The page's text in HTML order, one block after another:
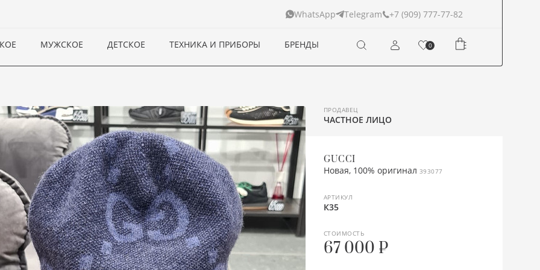
WhatsApp Telegram +7 (909) 777-77-82
МУЖСКОЕ ДЕТСКОЕ ТЕХНИКА И ПРИБОРЫ БРЕНДЫ 0
GUCCI
Новая, 100% оригинал 393077
ПРОДАВЕЦ
ЧАСТНОЕ ЛИЦО
АРТИКУЛ
К35
СТОИМОСТЬ
67 000 ₽